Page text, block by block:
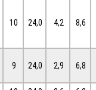
10 24,0 4,2 8,6
9 24,0 2,9 6,8